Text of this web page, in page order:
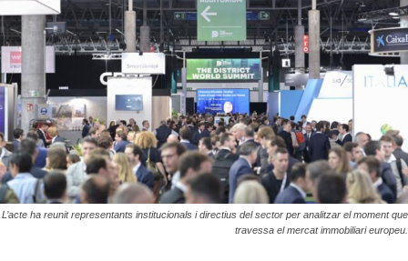
L’acte ha reunit representants institucionals i directius del sector per analitzar el moment que
travessa el mercat immobiliari europeu.